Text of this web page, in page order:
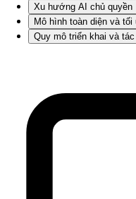
Xu hướng AI chủ quyền
Mô hình toàn diện và
Quy mô triển khai và tác